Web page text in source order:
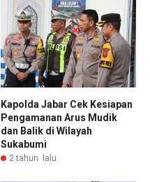
Kapolda Jabar Cek Kesiapan
Pengamanan Arus Mudik
dan Balik di Wilayah
Sukabumi
2 tahun lalu